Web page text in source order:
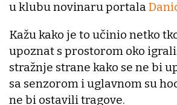
u klubu novinaru portala
Kažu kako je to učinio netko
upoznat s prostorom oko
stražnje strane kako se ne bi
sa senzorom i uglavnom su
ne bi ostavili tragove.